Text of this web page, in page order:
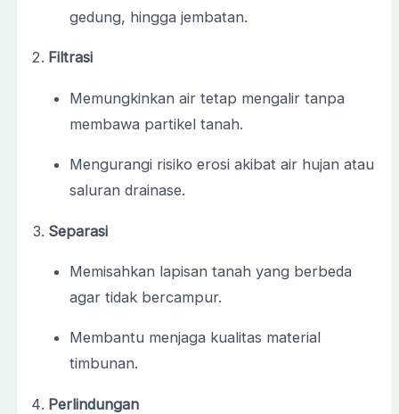
gedung, hingga jembatan.
Filtrasi
Memungkinkan air tetap mengalir tanpa
membawa partikel tanah.
Mengurangi risiko erosi akibat air hujan atau
saluran drainase.
Separasi
Memisahkan lapisan tanah yang berbeda
agar tidak bercampur.
Membantu menjaga kualitas material
timbunan.
Perlindungan